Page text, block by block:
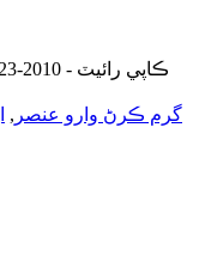
© ڪاپي رائيٽ - 2010-2023: سڀ حق محفوظ آهن.
گرم ڪرڻ وارو عنصر ,